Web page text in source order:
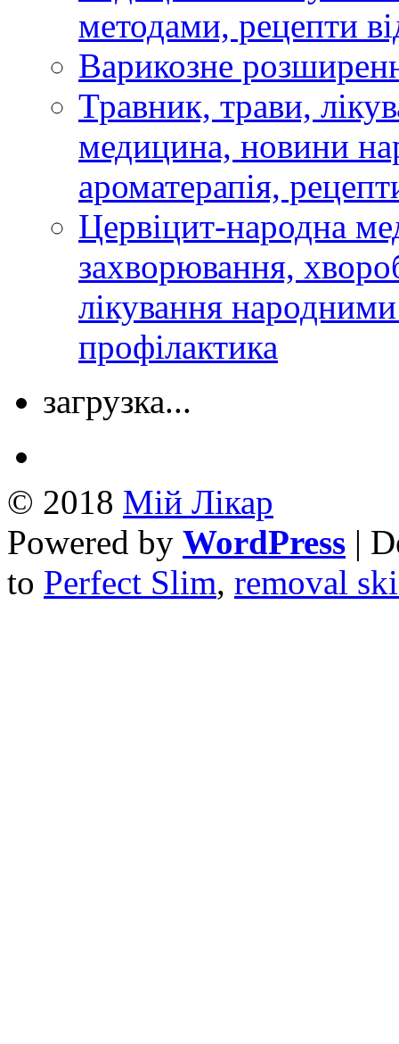
методами, рецепти
Варикозне
Травник, трави,
медицина, новини
ароматерапія,
Цервіцит-народна
захворювання,
лікування
профілактика
загрузка...
© 2018 Mій Лікар
Powered by WordPress |
to Perfect Slim, removal